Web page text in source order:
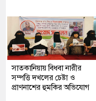
সাতকানিয়ায় বিধবা নারীর
সম্পত্তি দখলের চেষ্টা ও
প্রাণনাশের হুমকির অভিযোগ